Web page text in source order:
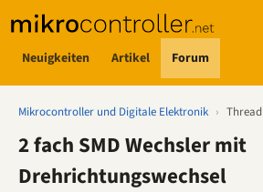
Neuigkeiten Artikel Forum
Mikrocontroller und Digitale Elektronik › Thread
2 fach SMD Wechsler mit
Drehrichtungswechsel